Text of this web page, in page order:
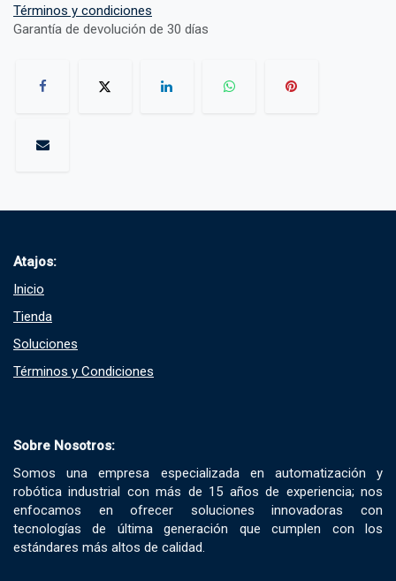
Términos y condiciones
Garantía de devolución de 30 días
Atajos:
Inicio
Tienda
Soluciones​
Términos y Condiciones​
Sobre Nosotros:
Somos una empresa especializada en automatización y
robótica industrial con más de 15 años de experiencia; nos
enfocamos en ofrecer soluciones innovadoras con
tecnologías de última generación que cumplen con los
estándares más altos de calidad.